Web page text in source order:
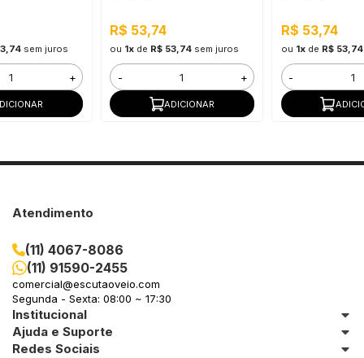
sem juros
+
R$ 53,74
ou 1x de R$ 53,74 sem juros
- +
ADICIONAR
R$ 53,74
ou 1xde R$ 53,74
-
Atendimento
(11) 4067-8086
(11) 91590-2455
comercial@escutaoveio.com
Segunda - Sexta: 08:00 ~ 17:30
Institucional
Ajuda e Suporte
Redes Sociais